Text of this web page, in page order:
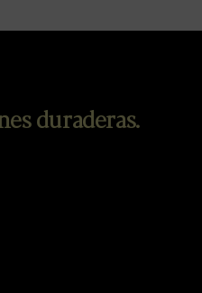
duraderas.